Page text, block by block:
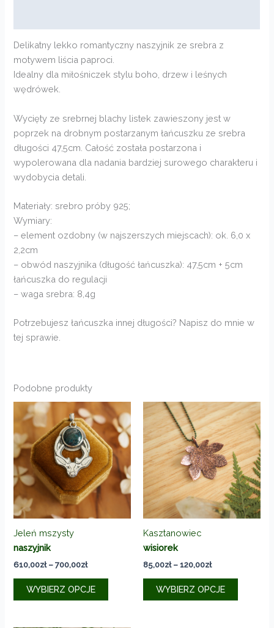
Delikatny lekko romantyczny naszyjnik ze srebra z
motywem liścia paproci.
Idealny dla miłośniczek stylu boho, drzew i leśnych
wędrówek.
Wycięty ze srebrnej blachy listek zawieszony jest w
poprzek na drobnym postarzanym łańcuszku ze srebra
długości 47,5cm. Całość została postarzona i
wypolerowana dla nadania bardziej surowego charakteru i
wydobycia detali.
Materiały: srebro próby 925;
Wymiary:
– element ozdobny (w najszerszych miejscach): ok. 6,0 x
2,2cm
– obwód naszyjnika (długość łańcuszka): 47,5cm + 5cm
łańcuszka do regulacji
– waga srebra: 8,4g
Potrzebujesz łańcuszka innej długości? Napisz do mnie w
tej sprawie.
Podobne produkty
Jeleń mszysty
naszyjnik
610,00zł – 700,00złZakres
od
610,00zł
WYBIERZ OPCJE
Ten
Kasztanowiec
wisiorek
85,00zł – 120,00złZakres
od
85,00zł
WYBIERZ OPCJE
Ten